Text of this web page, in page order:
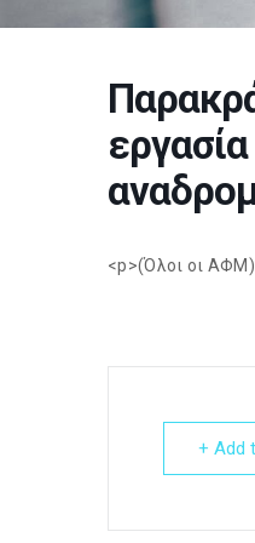
<p>(Όλοι οι
+ Add